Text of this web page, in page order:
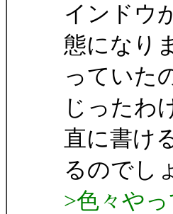
インドウ
態になり
っていた
じったわ
直に書け
るのでし
>色々や